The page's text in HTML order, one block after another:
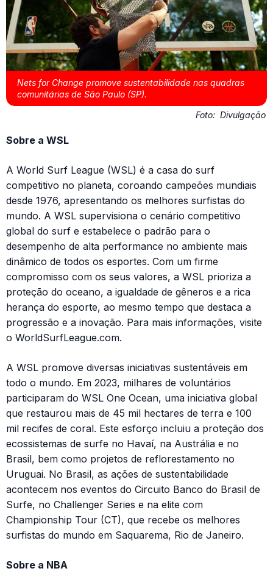
Nets for Change promove sustentabilidade nas quadras
comunitárias de São Paulo (SP).
Foto: Divulgação
Sobre a WSL
A World Surf League (WSL) é a casa do surf
competitivo no planeta, coroando campeões mundiais
desde 1976, apresentando os melhores surfistas do
mundo. A WSL supervisiona o cenário competitivo
global do surf e estabelece o padrão para o
desempenho de alta performance no ambiente mais
dinâmico de todos os esportes. Com um firme
compromisso com os seus valores, a WSL prioriza a
proteção do oceano, a igualdade de gêneros e a rica
herança do esporte, ao mesmo tempo que destaca a
progressão e a inovação. Para mais informações, visite
o WorldSurfLeague.com.
A WSL promove diversas iniciativas sustentáveis ​​em
todo o mundo. Em 2023, milhares de voluntários
participaram do WSL One Ocean, uma iniciativa global
que restaurou mais de 45 mil hectares de terra e 100
mil recifes de coral. Este esforço incluiu a proteção dos
ecossistemas de surfe no Havaí, na Austrália e no
Brasil, bem como projetos de reflorestamento no
Uruguai. No Brasil, as ações de sustentabilidade
acontecem nos eventos do Circuito Banco do Brasil de
Surfe, no Challenger Series e na elite com
Championship Tour (CT), que recebe os melhores
surfistas do mundo em Saquarema, Rio de Janeiro.
Sobre a NBA